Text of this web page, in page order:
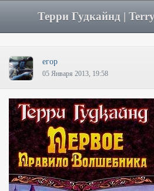
егор
05 Января 2013, 19:58